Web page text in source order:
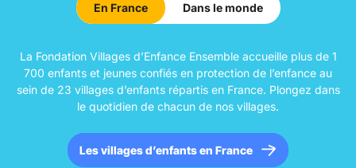
En France Dans le monde
La Fondation Villages d’Enfance Ensemble accueille plus de 1
700 enfants et jeunes confiés en protection de l’enfance au
sein de 23 villages d’enfants répartis en France. Plongez dans
le quotidien de chacun de nos villages.
Les villages d’enfants en France